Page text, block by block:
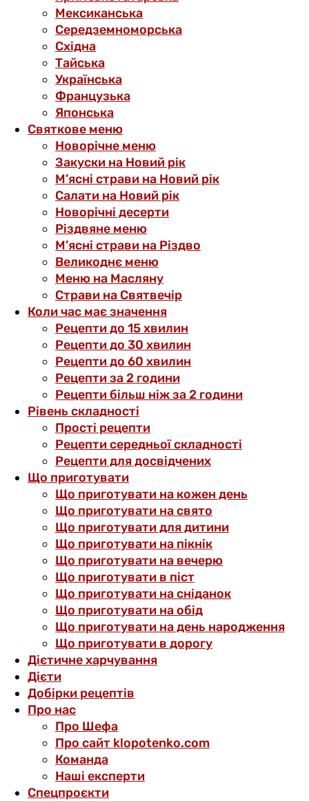
Мексиканська
Середземноморська
Східна
Тайська
Українська
Французька
Японська
Святкове меню
Новорічне меню
Закуски на Новий рік
М’ясні страви на Новий рік
Салати на Новий рік
Новорічні десерти
Різдвяне меню
М’ясні страви на Різдво
Великоднє меню
Меню на Масляну
Страви на Святвечір
Коли час має значення
Рецепти до 15 хвилин
Рецепти до 30 хвилин
Рецепти до 60 хвилин
Рецепти за 2 години
Рецепти більш ніж за 2 години
Рівень складності
Прості рецепти
Рецепти середньої складності
Рецепти для досвідчених
Що приготувати
Що приготувати на кожен день
Що приготувати на свято
Що приготувати для дитини
Що приготувати на пікнік
Що приготувати на вечерю
Що приготувати в піст
Що приготувати на сніданок
Що приготувати на обід
Що приготувати на день народження
Що приготувати в дорогу
Дієтичне харчування
Дієти
Добірки рецептів
Про нас
Про Шефа
Про сайт klopotenko.com
Команда
Наші експерти
Спецпроєкти